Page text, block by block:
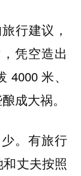
行建议，
凭空造出
米、
成大祸。
。有旅行
丈夫按照